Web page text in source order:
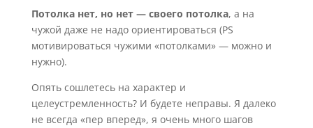
Потолка нет, но нет — своего потолка, а на
чужой даже не надо ориентироваться (PS
мотивироваться чужими «потолками» — можно и
нужно).
Опять сошлетесь на характер и
целеустремленность? И будете неправы. Я далеко
не всегда «пер вперед», я очень много шагов